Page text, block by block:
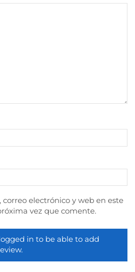
electrónico y web en este
vez que comente.
in to be able to add